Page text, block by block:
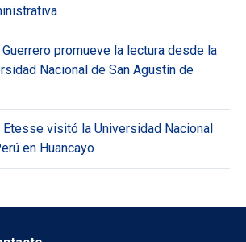
Guerrero promueve la lectura desde la
Nacional de San Agustín de
Etesse visitó la Universidad Nacional
en Huancayo